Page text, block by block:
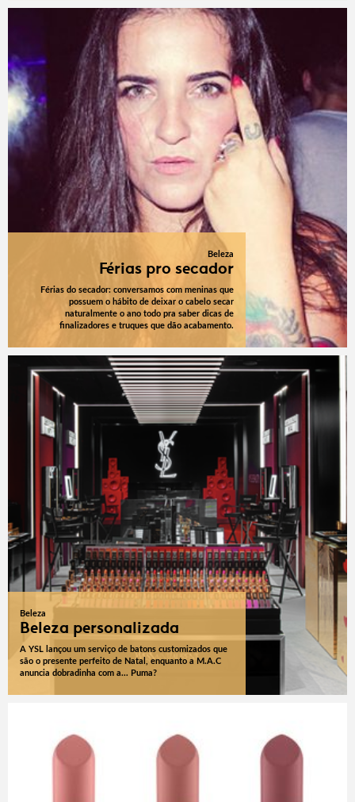
Beleza
Férias pro secador
Férias do secador: conversamos com meninas que
possuem o hábito de deixar o cabelo secar
naturalmente o ano todo pra saber dicas de
finalizadores e truques que dão acabamento.
Beleza
Beleza personalizada
A YSL lançou um serviço de batons customizados que
são o presente perfeito de Natal, enquanto a M.A.C
anuncia dobradinha com a... Puma?